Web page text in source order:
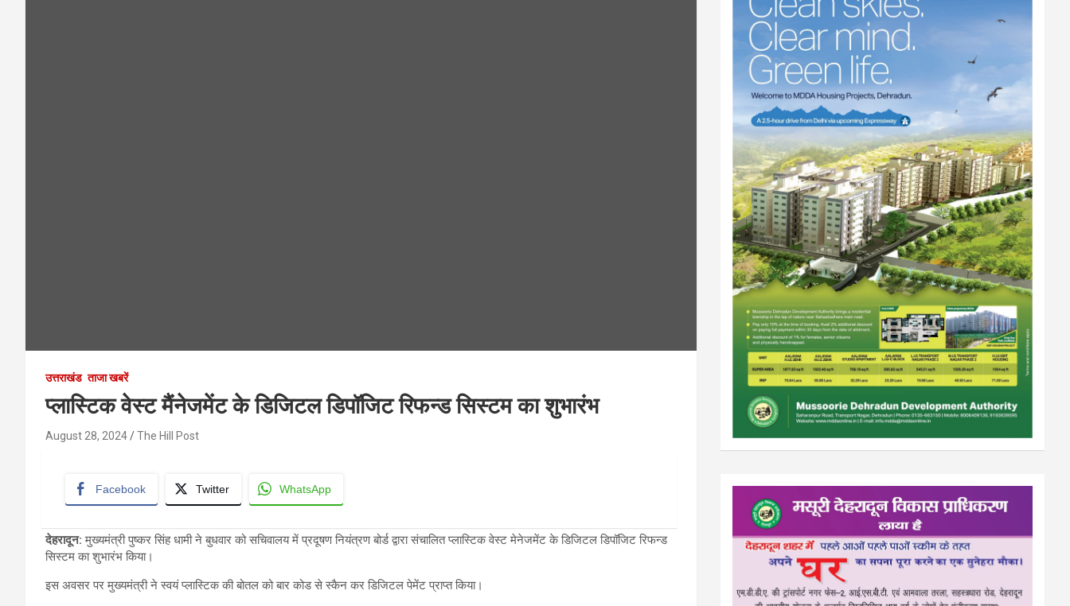
उत्तराखंड ताजा खबरें
प्लास्टिक वेस्ट मैंनेजमेंट के डिजिटल डिपॉजिट रिफन्ड सिस्टम का शुभारंभ
August 28, 2024 The Hill Post
Facebook Twitter WhatsApp
देहरादून: मुख्यमंत्री पुष्कर सिंह धामी ने बुधवार को सचिवालय में प्रदूषण नियंत्रण बोर्ड द्वारा संचालित प्लास्टिक वेस्ट मेनेजमेंट के डिजिटल डिपॉजिट रिफन्ड
सिस्टम का शुभारंभ किया।
इस अवसर पर मुख्यमंत्री ने स्वयं प्लास्टिक की बोतल को बार कोड से स्कैन कर डिजिटल पेमेंट प्राप्त किया।